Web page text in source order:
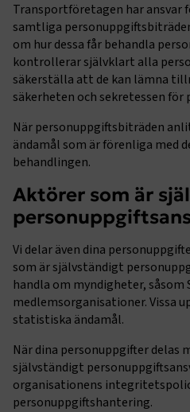
Transportföretagen har ansvar
samtliga
om hur dessa får behandla
kontrollerar självklart alla
säkerställa att de kan lämna
säkerheten och sekretessen för
När personuppgiftsbiträden
ändamål som är förenliga med
behandlingen.
Aktörer som är
Vi delar även dina
som är självständigt
handla om myndigheter,
medlemsorganisationer. Vissa
statistiska ändamål.
När dina personuppgifter delas
självständigt
organisationens
personuppgiftshantering.